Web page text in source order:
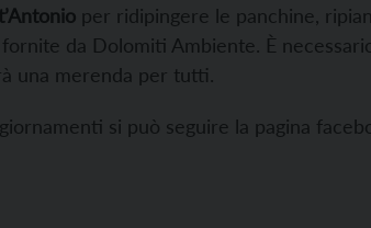
per ridipingere le panchine,
da Dolomiti Ambiente. È
una merenda per tutti.
si può seguire la pagina